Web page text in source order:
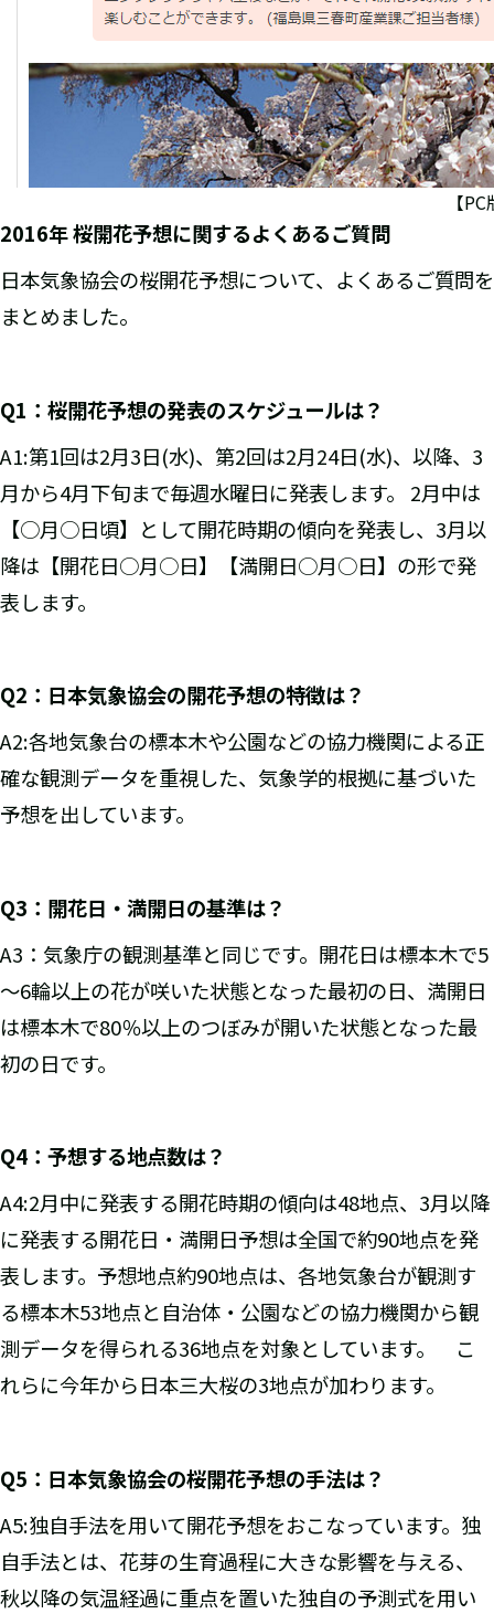
【
2016年 桜開花予想に関するよくあるご質問
日本気象協会の桜開花予想について、よくあるご質問を
まとめました。
Q1 ：桜開花予想の発表のスケジュールは？
A1:第1回は2月3日(水)、第2回は2月24日(水)、以降、3
月から4月下旬まで毎週水曜日に発表します。 2月中は
【○月○日頃】として開花時期の傾向を発表し、3月以
降は【開花日○月○日】【満開日○月○日】の形で発
表します。
Q2 ：日本気象協会の開花予想の特徴は？
A2:各地気象台の標本木や公園などの協力機関による正
確な観測データを重視した、気象学的根拠に基づいた
予想を出しています。
Q3 ：開花日・満開日の基準は？
A3：気象庁の観測基準と同じです。開花日は標本木で5
～6輪以上の花が咲いた状態となった最初の日、満開日
は標本木で80％以上のつぼみが開いた状態となった最
初の日です。
Q4 ：予想する地点数は？
A4:2月中に発表する開花時期の傾向は48地点、3月以降
に発表する開花日・満開日予想は全国で約90地点を発
表します。予想地点約90地点は、各地気象台が観測す
る標本木53地点と自治体・公園などの協力機関から観
測データを得られる36地点を対象としています。 こ
れらに今年から日本三大桜の3地点が加わります。
Q5 ：日本気象協会の桜開花予想の手法は？
A5:独自手法を用いて開花予想をおこなっています。独
自手法とは、花芽の生育過程に大きな影響を与える、
秋以降の気温経過に重点を置いた独自の予測式を用い